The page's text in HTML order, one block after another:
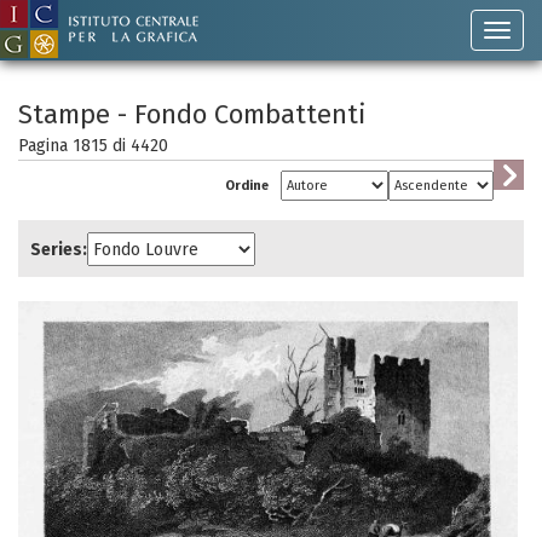
Stampe - Fondo Combattenti
Pagina 1815 di 4420
Ordine
Series: